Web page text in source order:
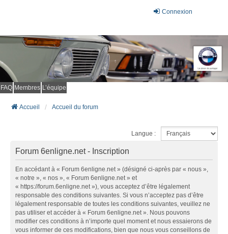
Connexion
FAQ Membres L’équipe
Accueil Accueil du forum
Langue :
Forum 6enligne.net - Inscription
En accédant à « Forum 6enligne.net » (désigné ci-après par « nous »,
« notre », « nos », « Forum 6enligne.net » et
« https://forum.6enligne.net »), vous acceptez d’être légalement
responsable des conditions suivantes. Si vous n’acceptez pas d’être
légalement responsable de toutes les conditions suivantes, veuillez ne
pas utiliser et accéder à « Forum 6enligne.net ». Nous pouvons
modifier ces conditions à n’importe quel moment et nous essaierons de
vous informer de ces modifications, bien que nous vous conseillons de